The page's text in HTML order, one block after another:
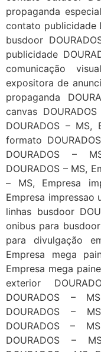
propaganda
contato publicidade
busdoor
publicidade
comunicação
expositora de
propaganda
canvas
DOURADOS –
formato
DOURADOS –
DOURADOS – MS,
– MS, Empresa
Empresa impressao
linhas busdoor
onibus para
para divulgação
Empresa mega
Empresa mega
exterior
DOURADOS –
DOURADOS –
DOURADOS –
DOURADOS –